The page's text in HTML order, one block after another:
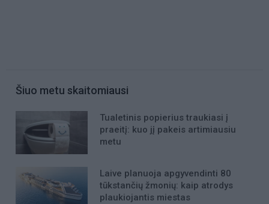
Šiuo metu skaitomiausi
Tualetinis popierius traukiasi į
praeitį: kuo jį pakeis artimiausiu
metu
Laive planuoja apgyvendinti 80
tūkstančių žmonių: kaip atrodys
plaukiojantis miestas